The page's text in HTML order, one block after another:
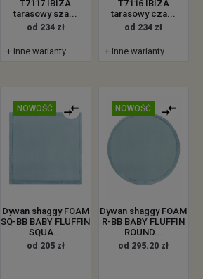
T7117 IBIZA
tarasowy sza...
od 234 zł
+ inne warianty
T7116 IBIZA
tarasowy cza...
od 234 zł
+ inne warianty
NOWOŚĆ
Dywan shaggy FOAM
SQ-BB BABY FLUFFIN
SQUA...
od 205 zł
NOWOŚĆ
Dywan shaggy FOAM
R-BB BABY FLUFFIN
ROUND...
od 295.20 zł